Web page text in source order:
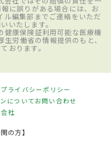
に誤りがある場合には、お
ル編集部までご連絡をいただ
いたします。
健康保険証利用可能な医療機
労働省の情報提供のもと、
おります。
プライバシーポリシー
についてお問い合わせ
社
の方】